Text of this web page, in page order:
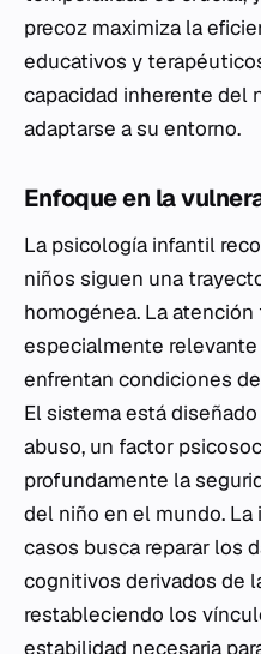
precoz maximiza la
educativos y
capacidad inherente del
adaptarse a su entorno.
Enfoque en la
La psicología infantil
niños siguen una
homogénea. La atención
especialmente
enfrentan condiciones
El sistema está
abuso, un factor
profundamente la
del niño en el mundo.
casos busca reparar los
cognitivos derivados de
restableciendo los
estabilidad necesaria